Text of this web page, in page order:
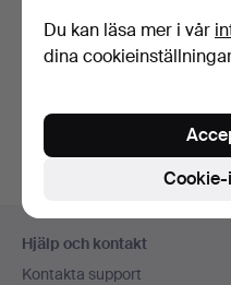
Bevaka sökning
Sidfotsnavigation
Hjälp och kontakt
Kontakta support
Du kan läsa mer i vår
dina